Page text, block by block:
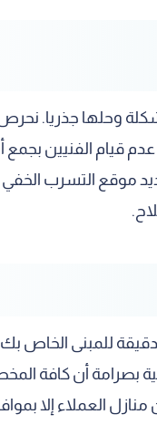
وحلها جذريا.
قيام الفنيين
موقع التسرب الخفي
للمبنى الخاص
بصرامة أن كافة
العملاء إلا